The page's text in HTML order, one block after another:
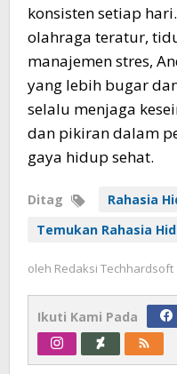
konsisten setiap
olahraga teratur,
manajemen stres,
yang lebih bugar
selalu menjaga
dan pikiran dalam
gaya hidup sehat.
Ditag
Rahasia
Temukan Rahasia
oleh Redaksi Techhardsoft
Ikuti Kami Pada